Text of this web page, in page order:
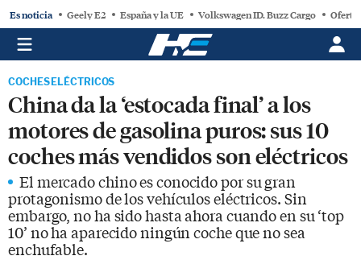
Es noticia Geely E2 España y la UE Volkswagen ID. Buzz Cargo
COCHES ELÉCTRICOS
China da la ‘estocada final’ a los
motores de gasolina puros: sus 10
coches más vendidos son eléctricos
El mercado chino es conocido por su gran
protagonismo de los vehículos eléctricos. Sin
embargo, no ha sido hasta ahora cuando en su ‘top
10’ no ha aparecido ningún coche que no sea
enchufable.